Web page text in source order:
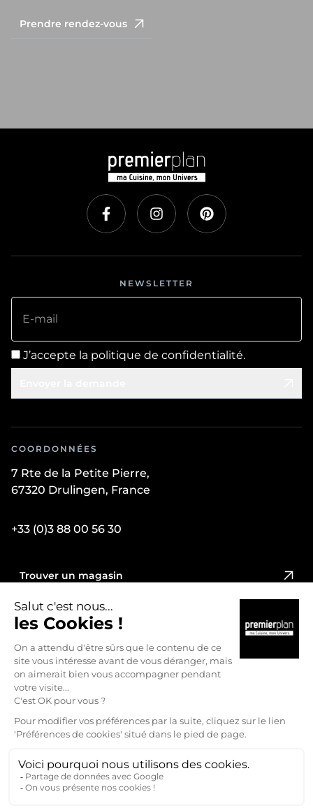
Prendre rendez-vous
NEWSLETTER
E-mail
J’accepte la politique de confidentialité.
COORDONNÉES
7 Rte de la Petite Pierre,
67320 Drulingen, France
+33 (0)3 88 00 56 30
Trouver un magasin
PREMIER PLAN
NOUS REJOINDRE
Politique de confidentialité
Préférences Cookies